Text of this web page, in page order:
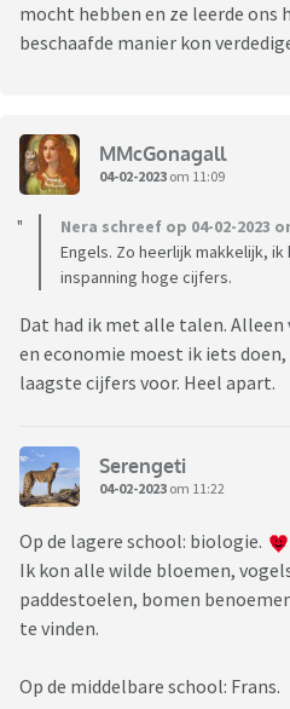
mocht hebben en ze leerde ons
beschaafde manier kon
MMcGonagall
04-02-2023 om 11:09
Nera schreef op 04-02-2023
Engels. Zo heerlijk makkelijk,
inspanning hoge cijfers.
Dat had ik met alle talen.
en economie moest ik iets doen,
laagste cijfers voor. Heel apart.
Serengeti
04-02-2023 om 11:22
Op de lagere school: biologie.
Ik kon alle wilde bloemen,
paddestoelen, bomen
te vinden.
Op de middelbare school: Frans.